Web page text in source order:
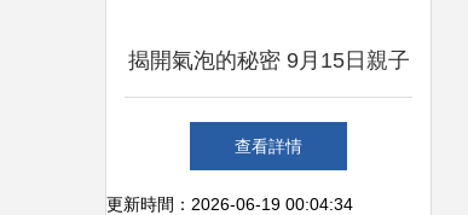
揭開氣泡的秘密 9月15日親子
游學可口可樂工廠半日營
查看詳情
更新時間：2026-06-19 00:04:34